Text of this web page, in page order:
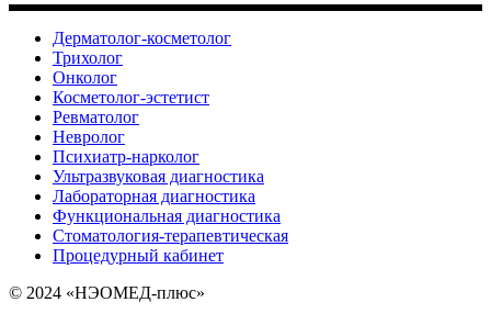
Дерматолог-косметолог
Трихолог
Онколог
Косметолог-эстетист
Ревматолог
Невролог
Психиатр-нарколог
Ультразвуковая диагностика
Лабораторная диагностика
Функциональная диагностика
Стоматология-терапевтическая
Процедурный кабинет
© 2024 «НЭОМЕД-плюс»